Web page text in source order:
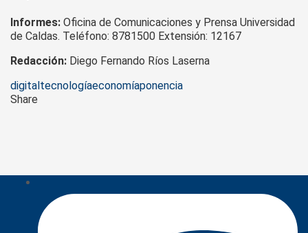
Informes: Oficina de Comunicaciones y Prensa Universidad
de Caldas. Teléfono: 8781500 Extensión: 12167
Redacción: Diego Fernando Ríos Laserna
Tags
digitaltecnologíaeconomíaponencia
Share